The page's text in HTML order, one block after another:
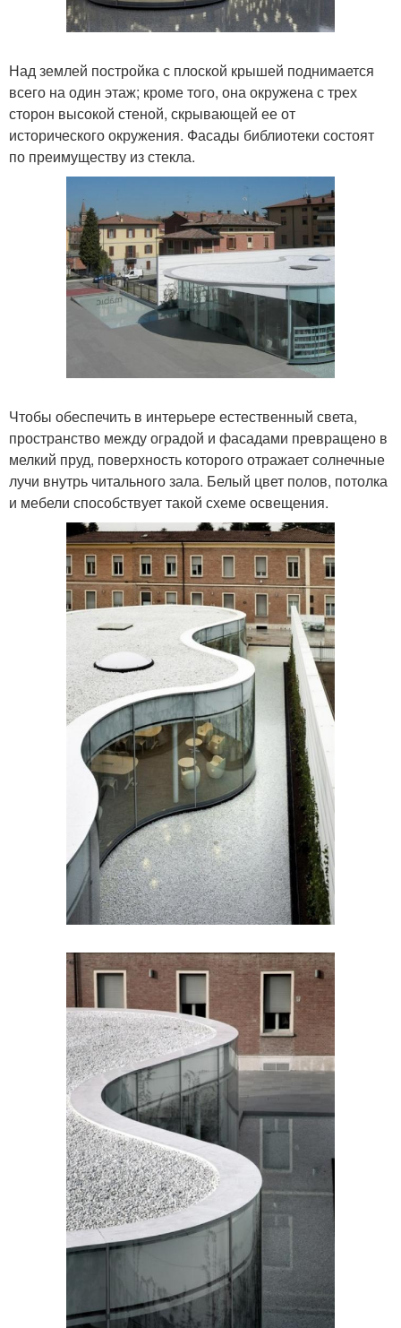
Над землей постройка с плоской крышей поднимается
всего на один этаж; кроме того, она окружена с трех
сторон высокой стеной, скрывающей ее от
исторического окружения. Фасады библиотеки состоят
по преимуществу из стекла.
Чтобы обеспечить в интерьере естественный света,
пространство между оградой и фасадами превращено в
мелкий пруд, поверхность которого отражает солнечные
лучи внутрь читального зала. Белый цвет полов, потолка
и мебели способствует такой схеме освещения.